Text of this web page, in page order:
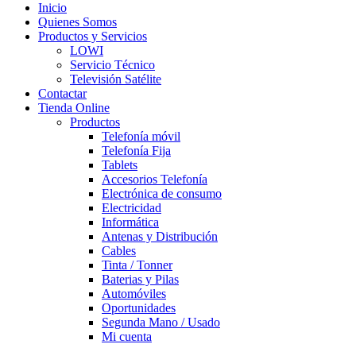
Inicio
Quienes Somos
Productos y Servicios
LOWI
Servicio Técnico
Televisión Satélite
Contactar
Tienda Online
Productos
Telefonía móvil
Telefonía Fija
Tablets
Accesorios Telefonía
Electrónica de consumo
Electricidad
Informática
Antenas y Distribución
Cables
Tinta / Tonner
Baterias y Pilas
Automóviles
Oportunidades
Segunda Mano / Usado
Mi cuenta